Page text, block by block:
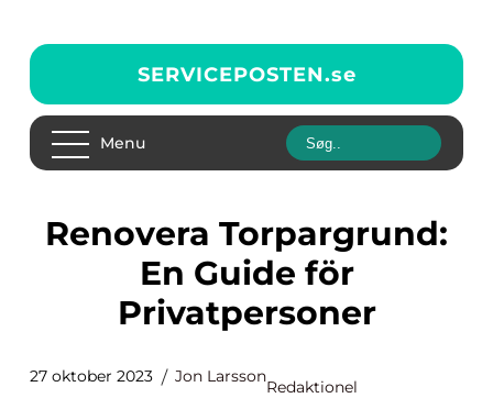
SERVICEPOSTEN.se
Menu
Renovera Torpargrund:
En Guide för
Privatpersoner
27 oktober 2023 Jon Larsson
Redaktionel